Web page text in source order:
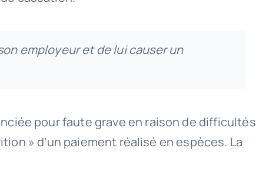
employeur et de lui causer un
pour faute grave en raison de difficultés
» d’un paiement réalisé en espèces. La